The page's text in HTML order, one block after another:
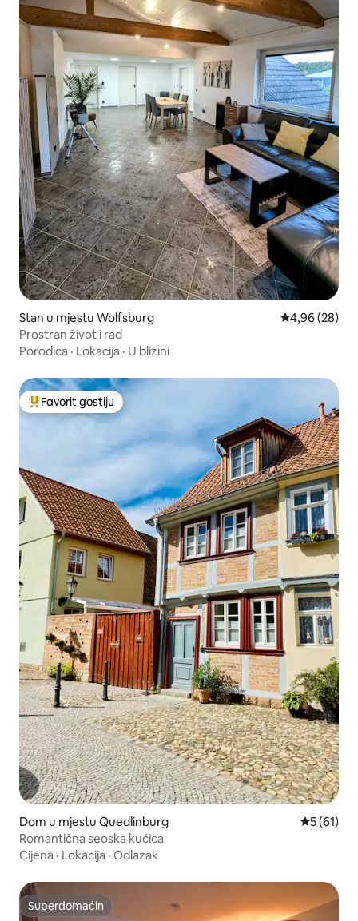
Stan u mjestu Wolfsburg Prosječna
4,96 (28)
Prostran život i rad
Porodica · Lokacija · U blizini
Glavni favorit gostiju
Favorit gostiju
Dom u mjestu Quedlinburg Prosječna
5 (61)
Romantična seoska kućica
Cijena · Lokacija · Odlazak
Superdomaćin
Superdomaćin